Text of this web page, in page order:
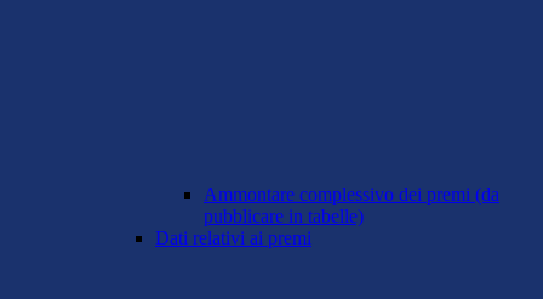
Ammontare complessivo dei premi (da
pubblicare in tabelle)
Dati relativi ai premi